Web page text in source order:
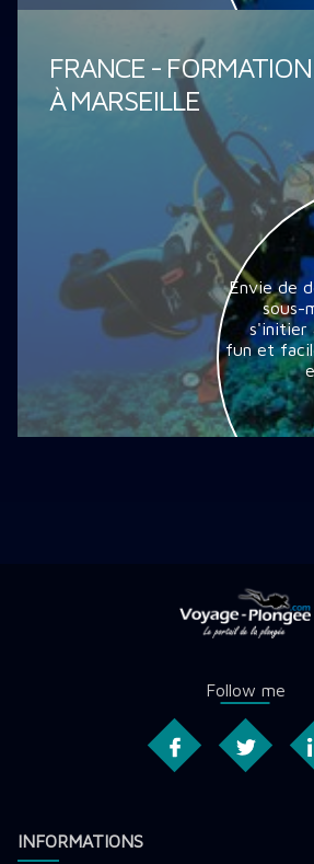
FRANCE -
À MARSEILLE
Envie de
sous-
s'initier
fun et
Follow me
INFORMATIONS